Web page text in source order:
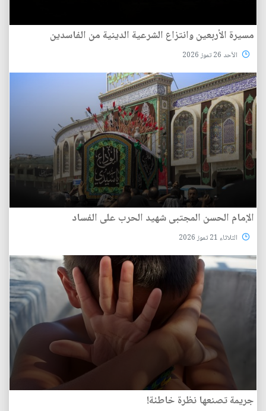
مسيرة الأربعين وانتزاع الشرعية الدينية من الفاسدين
الأحد 26 تموز 2026
الإمام الحسن المجتبى شهيد الحرب على الفساد
الثلاثاء 21 تموز 2026
جريمة تصنعها نظرة خاطئة!